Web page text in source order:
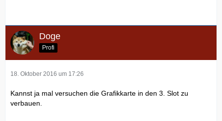
Doge
Profi
18. Oktober 2016 um 17:26
Kannst ja mal versuchen die Grafikkarte in den 3. Slot zu
verbauen.